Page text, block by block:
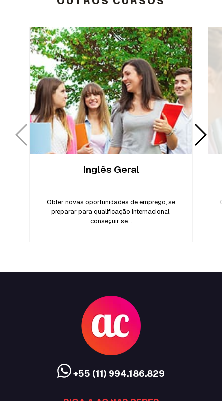
Inglês Geral
Obter novas oportunidades de emprego, se
preparar para qualificação internacional,
conseguir se...
+55 (11) 994.186.829